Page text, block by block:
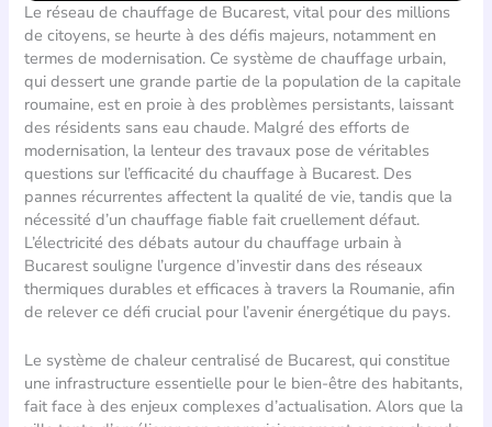
Le réseau de chauffage de Bucarest, vital pour des millions
de citoyens, se heurte à des défis majeurs, notamment en
termes de modernisation. Ce système de chauffage urbain,
qui dessert une grande partie de la population de la capitale
roumaine, est en proie à des problèmes persistants, laissant
des résidents sans eau chaude. Malgré des efforts de
modernisation, la lenteur des travaux pose de véritables
questions sur l’efficacité du chauffage à Bucarest. Des
pannes récurrentes affectent la qualité de vie, tandis que la
nécessité d’un chauffage fiable fait cruellement défaut.
L’électricité des débats autour du chauffage urbain à
Bucarest souligne l’urgence d’investir dans des réseaux
thermiques durables et efficaces à travers la Roumanie, afin
de relever ce défi crucial pour l’avenir énergétique du pays.
Le système de chaleur centralisé de Bucarest, qui constitue
une infrastructure essentielle pour le bien-être des habitants,
fait face à des enjeux complexes d’actualisation. Alors que la